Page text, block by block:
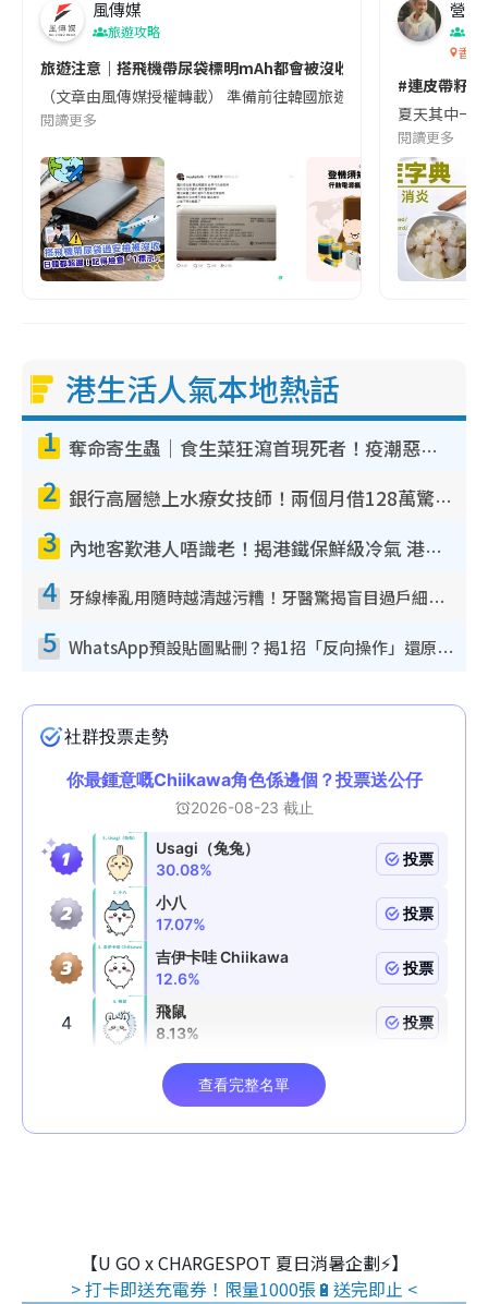
風傳媒
旅遊攻略
旅遊注意｜搭飛機帶尿袋標明mAh都會被沒收😱出發前切記檢查
（文章由風傳媒授權轉載） 準備前往韓國旅遊的民眾，近期要
閱讀更多
營養
香港
#連皮帶籽
夏天其中一
閱讀更多
港生活人氣本地熱話
1 奪命寄生蟲｜食生菜狂瀉首現死者！疫潮惡化錄1.8萬宗病例 揭洗菜3大謬誤
2 銀行高層戀上水療女技師！兩個月借128萬驚覺「沉船」沉落火海 揭背後疑似邪教操控賣淫
3 內地客歎港人唔識老！揭港鐵保鮮級冷氣 港人求放過：咪投訴
4 牙線棒亂用隨時越清越污糟！牙醫驚揭盲目過戶細菌恐致蛀牙：呢種先係日常真保養
5 WhatsApp預設貼圖點刪？揭1招「反向操作」還原簡潔介面 附3步實測教學
【U GO x CHARGESPOT 夏日消暑企劃⚡】
> 打卡即送充電券！限量1000張🔋送完即止 <